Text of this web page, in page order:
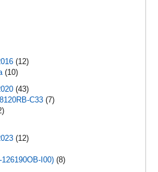
(12)
(10)
(43)
C33 (7)
(12)
I00) (8)